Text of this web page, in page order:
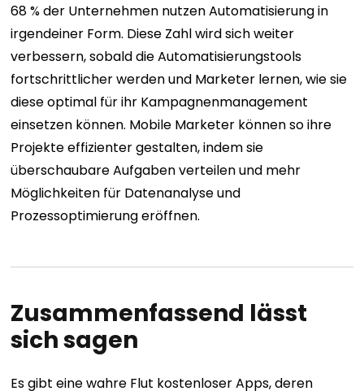
68 % der Unternehmen nutzen Automatisierung in
irgendeiner Form. Diese Zahl wird sich weiter
verbessern, sobald die Automatisierungstools
fortschrittlicher werden und Marketer lernen, wie sie
diese optimal für ihr Kampagnenmanagement
einsetzen können. Mobile Marketer können so ihre
Projekte effizienter gestalten, indem sie
überschaubare Aufgaben verteilen und mehr
Möglichkeiten für Datenanalyse und
Prozessoptimierung eröffnen.
Zusammenfassend lässt
sich sagen
Es gibt eine wahre Flut kostenloser Apps, deren